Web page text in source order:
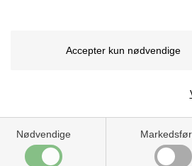
Nødvendige
* Ved at tilmelde dig